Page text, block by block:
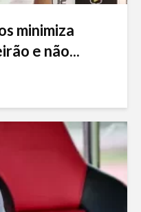
minimiza
e não...